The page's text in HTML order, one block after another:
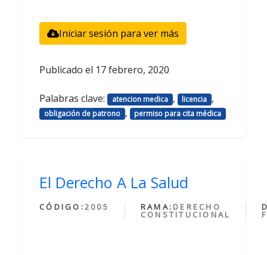
Iniciar sesión para ver más
Publicado el 17 febrero, 2020
Palabras clave: atencion medica , licencia ,
obligación de patrono , permiso para cita médica
El Derecho A La Salud
CÓDIGO:2005 RAMA: DERECHO
CONSTITUCIONAL